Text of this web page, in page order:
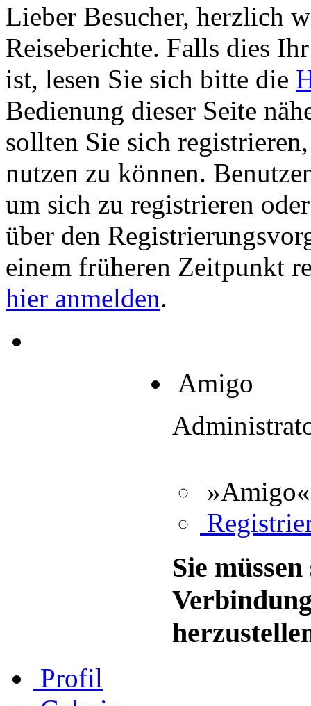
Lieber Besucher, herzlich
Reiseberichte. Falls dies
ist, lesen Sie sich bitte die
Bedienung dieser Seite
sollten Sie sich
nutzen zu können.
um sich zu registrieren
über den
einem früheren Zeitpunkt
hier anmelden.
Amigo
Sie
Profil